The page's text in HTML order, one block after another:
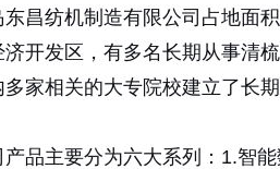
东昌纺机制造有限公司占地面
济开发区，有多名长期从事清
多家相关的大专院校建立了长
产品主要分为六大系列：1.智